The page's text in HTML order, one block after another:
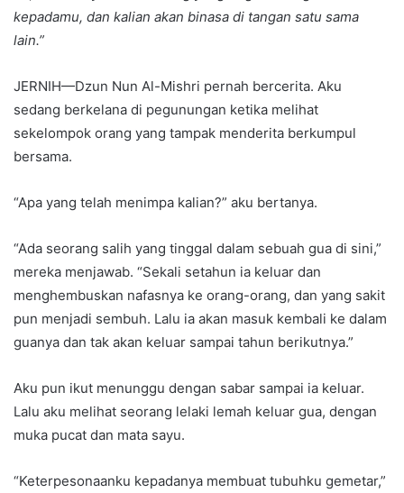
kepadamu, dan kalian akan binasa di tangan satu sama
lain.”
JERNIH—Dzun Nun Al-Mishri pernah bercerita. Aku
sedang berkelana di pegunungan ketika melihat
sekelompok orang yang tampak menderita berkumpul
bersama.
“Apa yang telah menimpa kalian?” aku bertanya.
“Ada seorang salih yang tinggal dalam sebuah gua di sini,”
mereka menjawab. “Sekali setahun ia keluar dan
menghembuskan nafasnya ke orang-orang, dan yang sakit
pun menjadi sembuh. Lalu ia akan masuk kembali ke dalam
guanya dan tak akan keluar sampai tahun berikutnya.”
Aku pun ikut menunggu dengan sabar sampai ia keluar.
Lalu aku melihat seorang lelaki lemah keluar gua, dengan
muka pucat dan mata sayu.
“Keterpesonaanku kepadanya membuat tubuhku gemetar,”